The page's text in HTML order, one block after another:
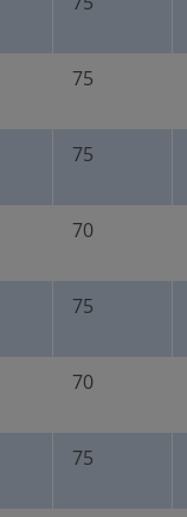
75
75
70
75
70
75